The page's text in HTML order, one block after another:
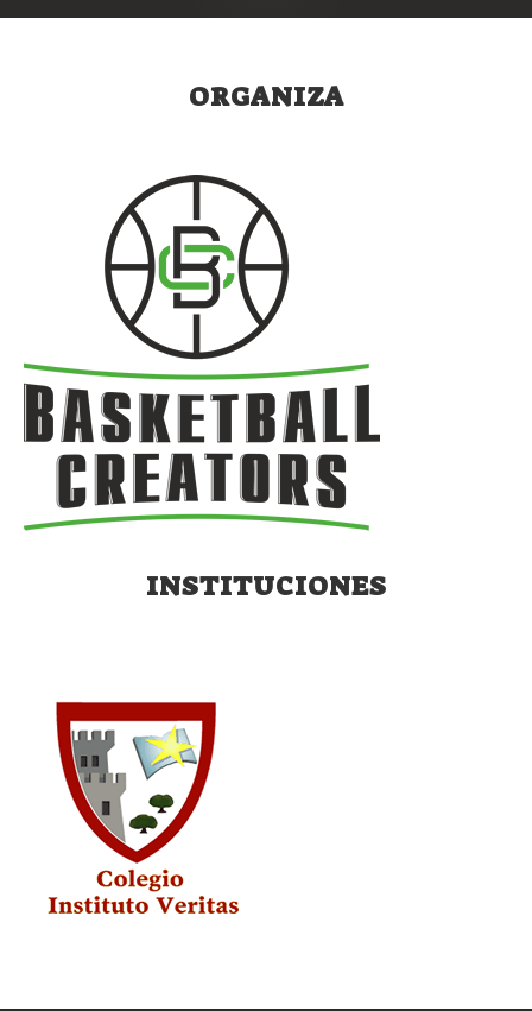
ORGANIZA
INSTITUCIONES